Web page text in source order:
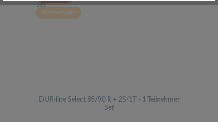
Nicht vorrätiges
DUR-line Select 85/90 R + 2S/1T - 1 Teilnehmer
Set